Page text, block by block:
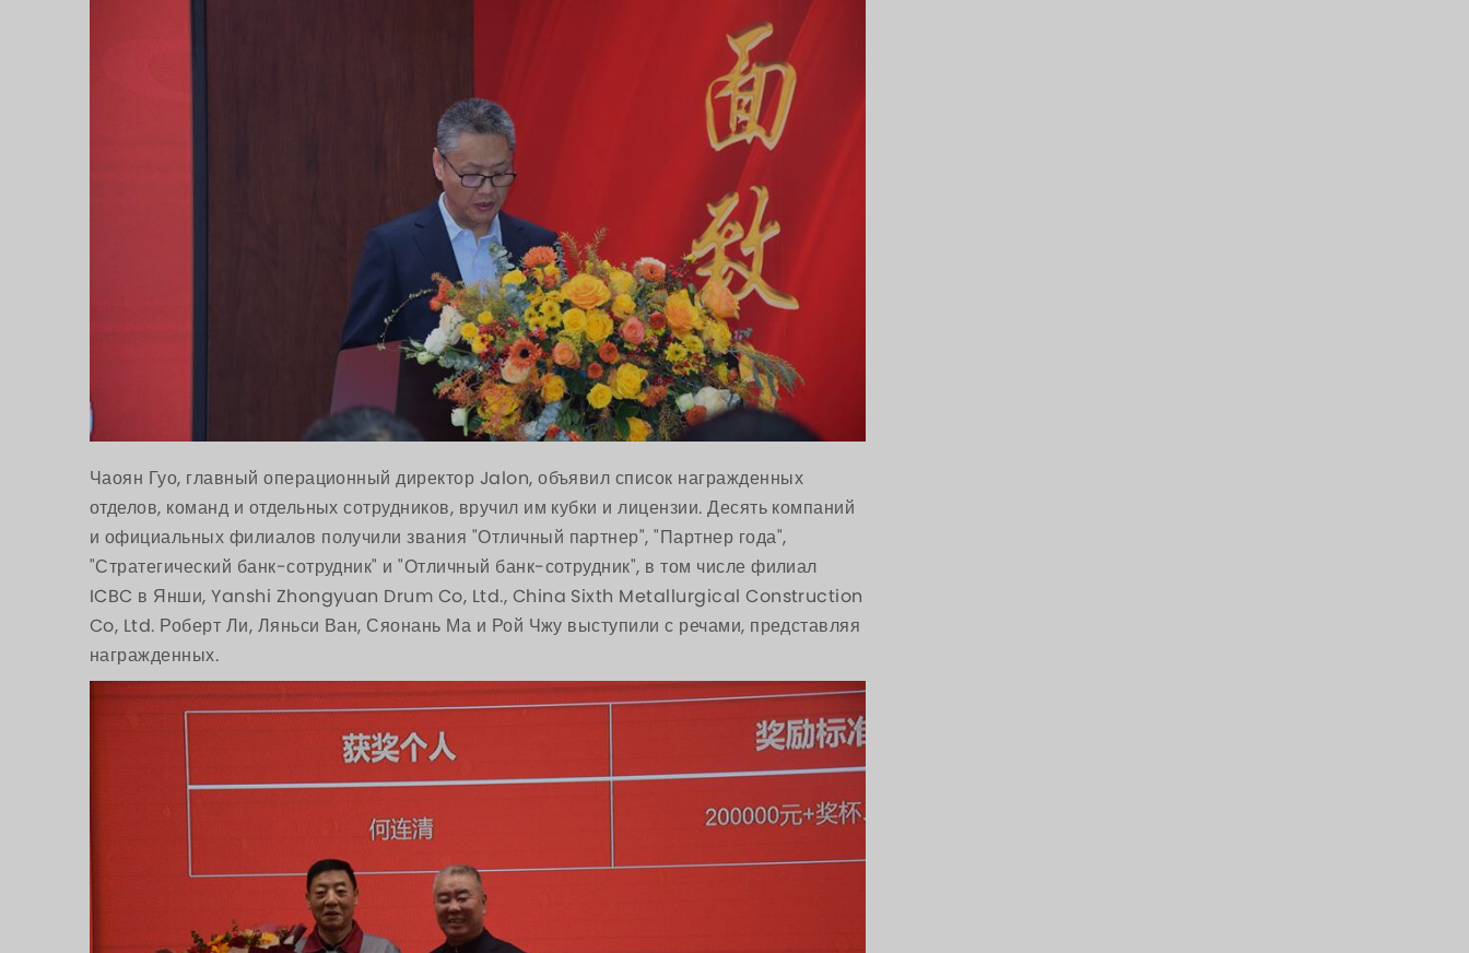
Чаоян Гуо, главный операционный директор Jalon, объявил список награжденных
отделов, команд и отдельных сотрудников, вручил им кубки и лицензии. Десять компаний
и официальных филиалов получили звания "Отличный партнер", "Партнер года",
"Стратегический банк-сотрудник" и "Отличный банк-сотрудник", в том числе филиал
ICBC в Янши, Yanshi Zhongyuan Drum Co, Ltd., China Sixth Metallurgical Construction
Co, Ltd. Роберт Ли, Ляньси Ван, Сяонань Ма и Рой Чжу выступили с речами, представляя
награжденных.